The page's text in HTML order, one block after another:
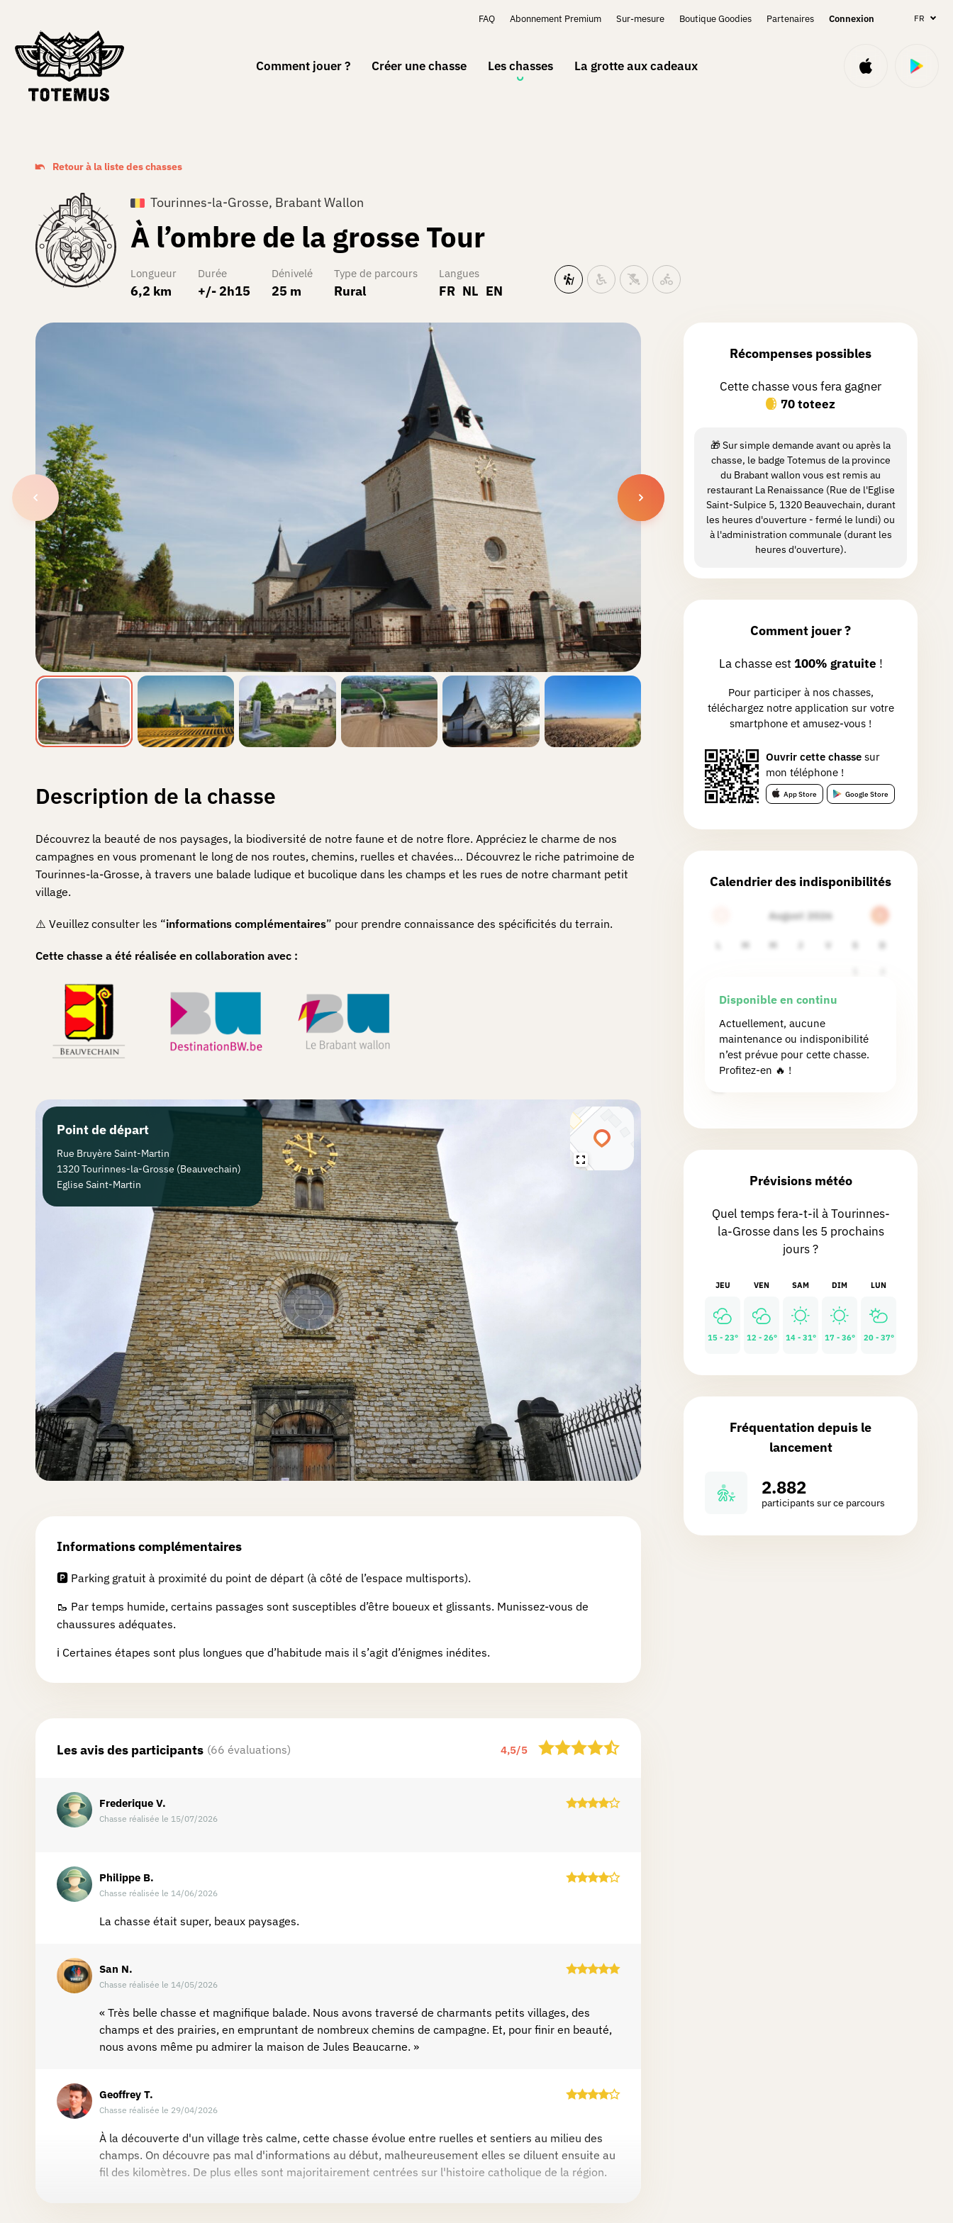
FAQ Abonnement Premium Sur-mesure Boutique Goodies Partenaires Connexion FR
Comment jouer ? Créer une chasse Les chasses La grotte aux cadeaux
une
chasse
Les
La
grotte
aux
cadeaux
Abonnement
Sur-
mesure
Boutique
Goodies
Connexion
Retour à la liste des chasses
Tourinnes-la-Grosse, Brabant Wallon
À l’ombre de la grosse Tour
Longueur
6,2 km
Durée
+/- 2h15
Dénivelé
25 m
Type de parcours
Rural
Langues
FR NL EN
Description de la chasse
Découvrez la beauté de nos paysages, la biodiversité de notre faune et de notre flore. Appréciez le charme de nos
campagnes en vous promenant le long de nos routes, chemins, ruelles et chavées… Découvrez le riche patrimoine de
Tourinnes-la-Grosse, à travers une balade ludique et bucolique dans les champs et les rues de notre charmant petit
village.
⚠️ Veuillez consulter les “informations complémentaires” pour prendre connaissance des spécificités du terrain.
Cette chasse a été réalisée en collaboration avec :
Point de départ
Rue Bruyère Saint-Martin
1320 Tourinnes-la-Grosse (Beauvechain)
Eglise Saint-Martin
Informations complémentaires
🅿️ Parking gratuit à proximité du point de départ (à côté de l’espace multisports).
🥾 Par temps humide, certains passages sont susceptibles d’être boueux et glissants. Munissez-vous de
chaussures adéquates.
ℹ️ Certaines étapes sont plus longues que d’habitude mais il s’agit d’énigmes inédites.
Les avis des participants (66 évaluations) 4,5/5
Frederique V.
Chasse réalisée le 15/07/2026
Philippe B.
Chasse réalisée le 14/06/2026
La chasse était super, beaux paysages.
San N.
Chasse réalisée le 14/05/2026
« Très belle chasse et magnifique balade. Nous avons traversé de charmants petits villages, des
champs et des prairies, en empruntant de nombreux chemins de campagne. Et, pour finir en beauté,
nous avons même pu admirer la maison de Jules Beaucarne. »
Geoffrey T.
Chasse réalisée le 29/04/2026
À la découverte d'un village très calme, cette chasse évolue entre ruelles et sentiers au milieu des
champs. On découvre pas mal d'informations au début, malheureusement elles se diluent ensuite au
fil des kilomètres. De plus elles sont majoritairement centrées sur l'histoire catholique de la région.
Récompenses possibles
Cette chasse vous fera gagner
70 toteez
🎁 Sur simple demande avant ou après la
chasse, le badge Totemus de la province
du Brabant wallon vous est remis au
restaurant La Renaissance (Rue de l'Eglise
Saint-Sulpice 5, 1320 Beauvechain, durant
les heures d'ouverture - fermé le lundi) ou
à l'administration communale (durant les
heures d'ouverture).
Comment jouer ?
La chasse est100% gratuite !
Pour participer à nos chasses,
téléchargez notre application sur votre
smartphone et amusez-vous !
Ouvrir cette chasse sur
mon téléphone !
App Store Google Store
Calendrier des indisponibilités
August 2026
M M
3
10
11
17
18 19 20 21 22
24
25 26
Disponible en continu
Actuellement, aucune
maintenance ou indisponibilité
n’est prévue pour cette chasse.
Profitez-en 🔥 !
Prévisions météo
Quel temps fera-t-il à Tourinnes-
la-Grosse dans les 5 prochains
jours ?
JEU
15 - 23°
VEN
12 - 26°
SAM
14 - 31°
DIM
17 - 36°
LUN
20 - 37°
Fréquentation depuis le
lancement
2.882
participants sur ce parcours